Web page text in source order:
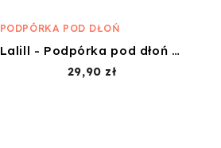
PODPÓRKA POD DŁOŃ
Lalill - Podpórka pod dłoń Pikowana - Biała
29,90 złCena